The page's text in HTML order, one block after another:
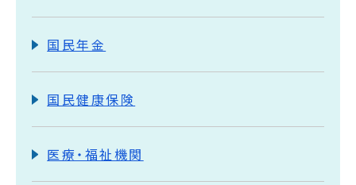
国民年金
国民健康保険
医療・福祉機関